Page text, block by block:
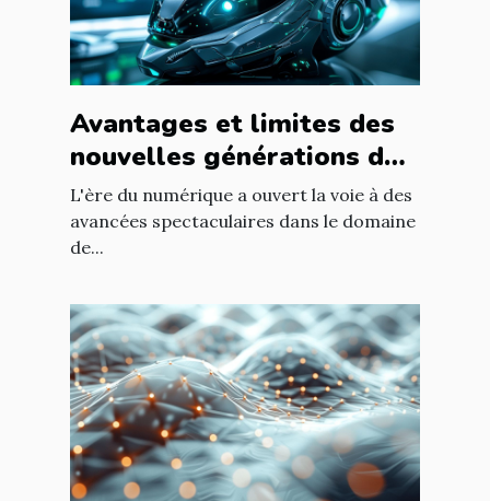
Avantages et limites des
nouvelles générations de
chatbots en milieu
professionnel
L'ère du numérique a ouvert la voie à des
avancées spectaculaires dans le domaine
de...